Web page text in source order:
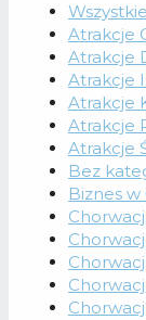
Wszystkie
Atrakcje
Atrakcje
Atrakcje
Atrakcje
Atrakcje
Atrakcje
Bez
Biznes w